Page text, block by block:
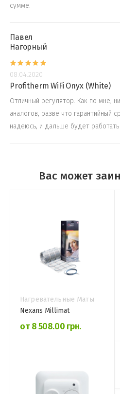
сумме.
Павел
Нагорный
08.04.2020
Profitherm WiFi Onyx (White)
Отличный регулятор. Как по мне,
аналогов, разве что гарантийный
надеюсь, и дальше будет
Вас может
Нагревательные Маты
Nexans Millimat
от 8 508.00 грн.